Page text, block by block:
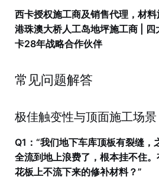
西卡授权施工商及销售代理，材料
港珠澳大桥人工岛地坪施工商 |
卡28年战略合作伙伴
常见问题解答
极佳触变性与顶面施工场景
Q1：“我们地下车库顶板有裂缝，
全流到地上浪费了，根本挂不住。
花板上不流下来的修补材料？”